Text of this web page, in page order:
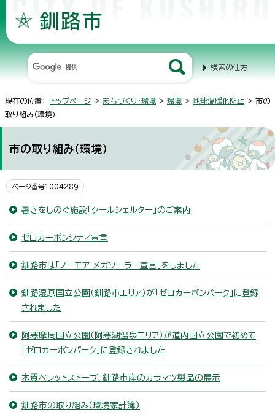
検索の仕方
現在の位置： トップページ > まちづくり・環境 > 環境 > 地球温暖化防止 > 市の
取り組み（環境）
市の取り組み（環境）
ページ番号1004289
暑さをしのぐ施設「クールシェルター」のご案内
ゼロカーボンシティ宣言
釧路市は「ノーモア メガソーラー宣言」をしました
釧路湿原国立公園（釧路市エリア）が「ゼロカーボンパーク」に登録
されました
阿寒摩周国立公園（阿寒湖温泉エリア）が道内国立公園で初めて
「ゼロカーボンパーク」に登録されました
木質ペレットストーブ、釧路市産のカラマツ製品の展示
釧路市の取り組み（環境家計簿）